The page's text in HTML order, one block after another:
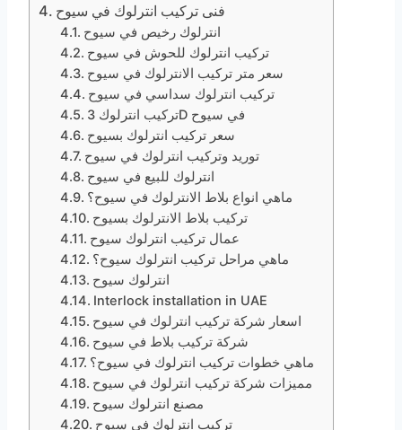
فنى تركيب انترلوك في سيوح
انترلوك رخيص في سيوح
تركيب انترلوك للحوش في سيوح
سعر متر تركيب الانترلوك في سيوح
تركيب انترلوك سداسي في سيوح
تركيب انترلوك 3D في سيوح
سعر تركيب انترلوك بسيوح
توريد وتركيب انترلوك في سيوح
انترلوك للبيع في سيوح
ماهي انواع بلاط الانترلوك في سيوح؟
تركيب بلاط الانترلوك بسيوح
عمال تركيب انترلوك سيوح
ماهي مراحل تركيب انترلوك سيوح؟
انترلوك سيوح
Interlock installation in UAE
اسعار شركة تركيب انترلوك في سيوح
شركة تركيب بلاط في سيوح
ماهي خطوات تركيب انترلوك في سيوح؟
مميزات شركة تركيب انترلوك في سيوح
مصنع انترلوك سيوح
تركيب انترلوك في سيوح